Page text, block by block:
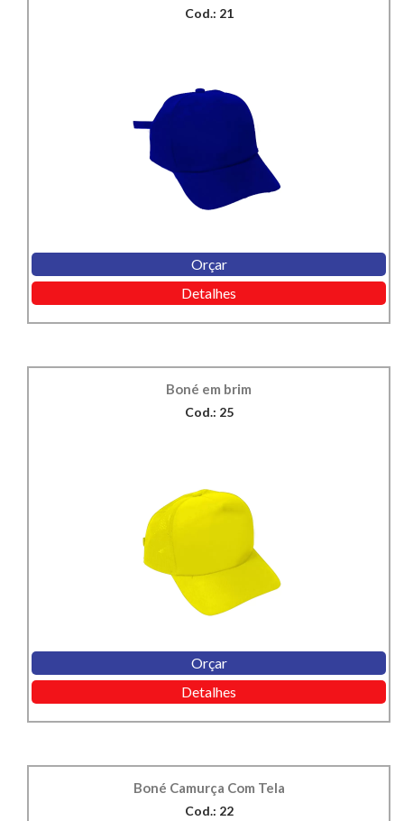
Cod.: 21
Orçar
Detalhes
Boné em brim
Cod.: 25
Orçar
Detalhes
Boné Camurça Com Tela
Cod.: 22